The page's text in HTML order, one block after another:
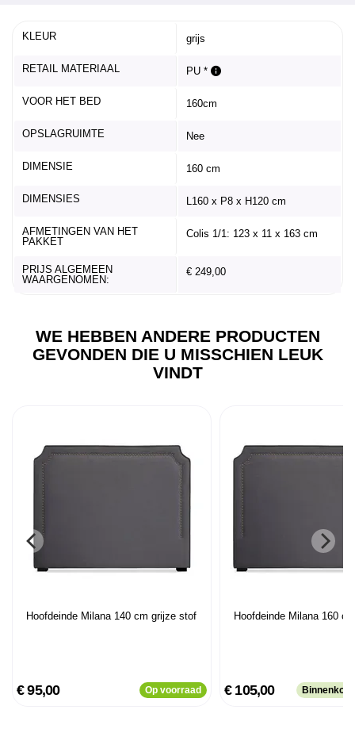
KLEUR grijs
RETAIL MATERIAAL PU *
VOOR HET BED 160cm
OPSLAGRUIMTE Nee
DIMENSIE 160 cm
DIMENSIES L160 x P8 x H120 cm
AFMETINGEN VAN HET
PAKKET
Colis 1/1: 123 x 11 x 163 cm
PRIJS ALGEMEEN
WAARGENOMEN:
€ 249,00
WE HEBBEN ANDERE PRODUCTEN
GEVONDEN DIE U MISSCHIEN LEUK
VINDT
Hoofdeinde Milana 140 cm grijze stof
€ 95,00 Op voorraad
Hoofdeinde Milana 160
€ 105,00 Binnenkort